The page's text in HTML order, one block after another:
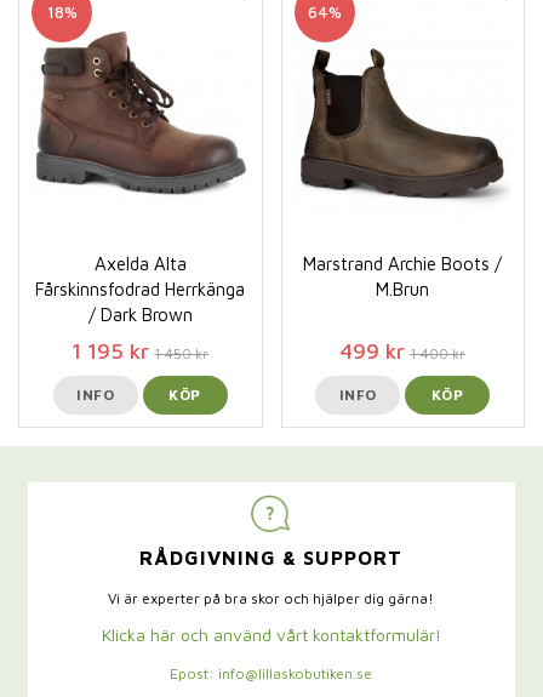
18%
Axelda Alta
Fårskinnsfodrad Herrkänga
/ Dark Brown
1 195 kr 1 450 kr
INFO KÖP
64%
Marstrand Archie Boots /
M.Brun
499 kr 1 400 kr
INFO KÖP
RÅDGIVNING & SUPPORT
Vi är experter på bra skor och hjälper dig gärna!
Klicka här och använd vårt kontaktformulär!
Epost: info@lillaskobutiken.se